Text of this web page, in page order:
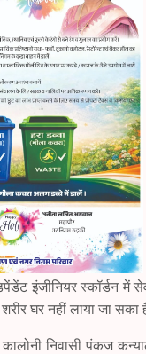
इंजीनियर स्कॉर्डन
शरीर घर नहीं लाया जा सका
कालोनी निवासी पंकज